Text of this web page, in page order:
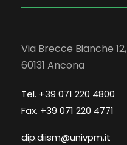
Via Brecce Bianche 12,
60131 Ancona
Tel. +39 071 220 4800
Fax. +39 071 220 4771
dip.diism@univpm.it